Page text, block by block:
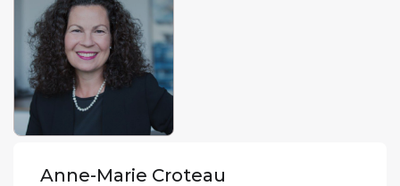
Anne-Marie Croteau